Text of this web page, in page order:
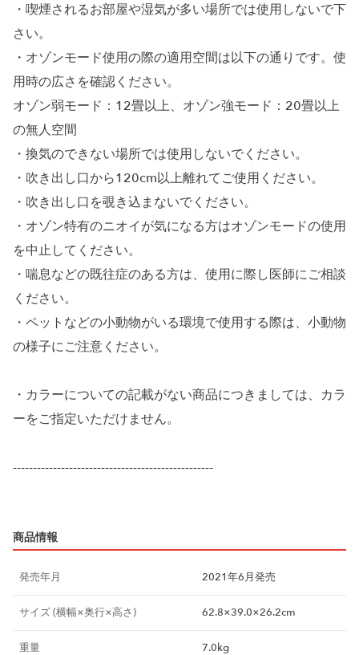
・喫煙されるお部屋や湿気が多い場所では使用しないで下
さい。
・オゾンモード使用の際の適用空間は以下の通りです。使
用時の広さを確認ください。
オゾン弱モード：12畳以上、オゾン強モード：20畳以上
の無人空間
・換気のできない場所では使用しないでください。
・吹き出し口から120cm以上離れてご使用ください。
・吹き出し口を覗き込まないでください。
・オゾン特有のニオイが気になる方はオゾンモードの使用
を中止してください。
・喘息などの既往症のある方は、使用に際し医師にご相談
ください。
・ペットなどの小動物がいる環境で使用する際は、小動物
の様子にご注意ください。
・カラーについての記載がない商品につきましては、カラ
ーをご指定いただけません。
--------------------------------------------------
商品情報
発売年月 2021年6月発売
サイズ (横幅×奥行×高さ) 62.8×39.0×26.2cm
重量 7.0kg